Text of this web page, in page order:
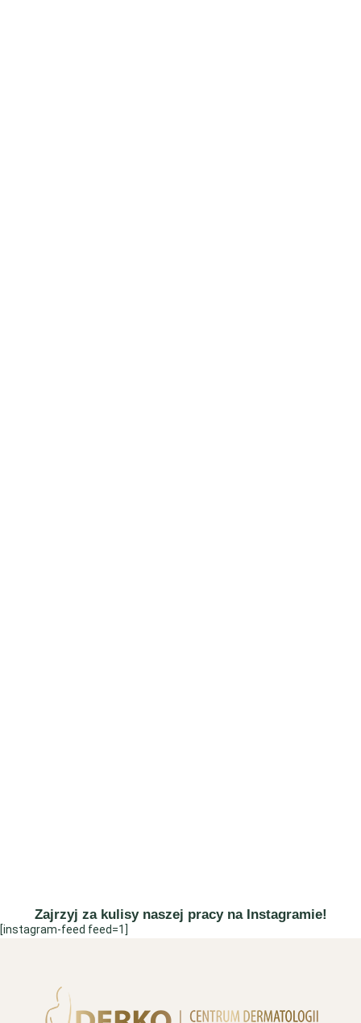
Zajrzyj za kulisy naszej pracy na Instagramie!
[instagram-feed feed=1]